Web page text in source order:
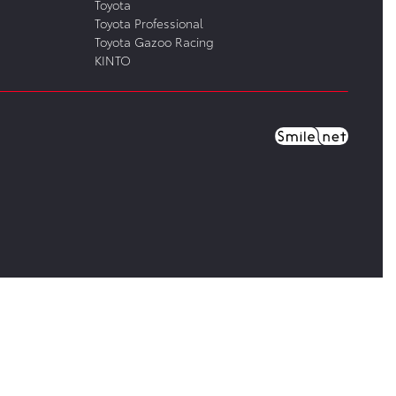
Toyota
Toyota Professional
Toyota Gazoo Racing
KINTO